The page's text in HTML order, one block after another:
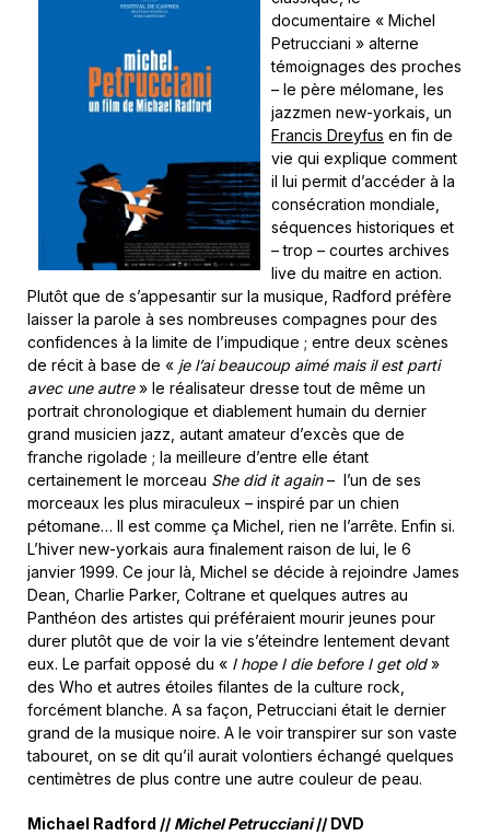
documentaire « Michel
Petrucciani » alterne
témoignages des proches
– le père mélomane, les
jazzmen new-yorkais, un
Francis Dreyfus en fin de
vie qui explique comment
il lui permit d’accéder à la
consécration mondiale,
séquences historiques et
– trop – courtes archives
live du maitre en action.
Plutôt que de s’appesantir sur la musique, Radford préfère
laisser la parole à ses nombreuses compagnes pour des
confidences à la limite de l’impudique ; entre deux scènes
de récit à base de « je l’ai beaucoup aimé mais il est parti
avec une autre» le réalisateur dresse tout de même un
portrait chronologique et diablement humain du dernier
grand musicien jazz, autant amateur d’excès que de
franche rigolade ; la meilleure d’entre elle étant
certainement le morceau She did it again– l’un de ses
morceaux les plus miraculeux – inspiré par un chien
pétomane… Il est comme ça Michel, rien ne l’arrête. Enfin si.
L’hiver new-yorkais aura finalement raison de lui, le 6
janvier 1999. Ce jour là, Michel se décide à rejoindre James
Dean, Charlie Parker, Coltrane et quelques autres au
Panthéon des artistes qui préféraient mourir jeunes pour
durer plutôt que de voir la vie s’éteindre lentement devant
eux. Le parfait opposé du « I hope I die before I get old»
des Who et autres étoiles filantes de la culture rock,
forcément blanche. A sa façon, Petrucciani était le dernier
grand de la musique noire. A le voir transpirer sur son vaste
tabouret, on se dit qu’il aurait volontiers échangé quelques
centimètres de plus contre une autre couleur de peau.
Michael Radford // Michel Petrucciani// DVD